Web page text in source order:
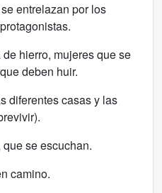
entrelazan por los
hierro, mujeres que se
deben huir.
diferentes casas y las
se escuchan.
camino.